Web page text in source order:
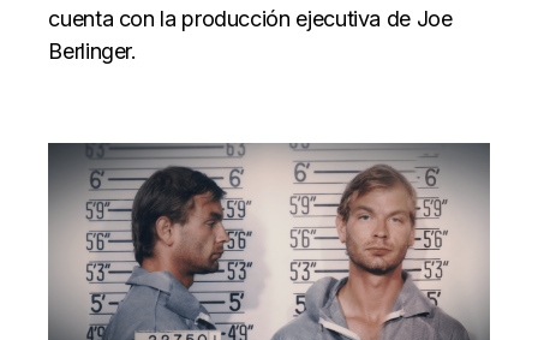
cuenta con la producción ejecutiva de Joe
Berlinger.